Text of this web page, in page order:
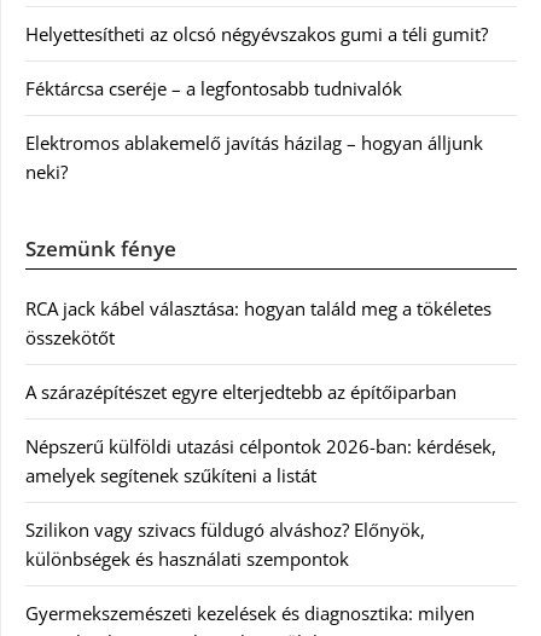
Helyettesítheti az olcsó négyévszakos gumi a téli gumit?
Féktárcsa cseréje – a legfontosabb tudnivalók
Elektromos ablakemelő javítás házilag – hogyan álljunk
neki?
Szemünk fénye
RCA jack kábel választása: hogyan találd meg a tökéletes
összekötőt
A szárazépítészet egyre elterjedtebb az építőiparban
Népszerű külföldi utazási célpontok 2026-ban: kérdések,
amelyek segítenek szűkíteni a listát
Szilikon vagy szivacs füldugó alváshoz? Előnyök,
különbségek és használati szempontok
Gyermekszemészeti kezelések és diagnosztika: milyen